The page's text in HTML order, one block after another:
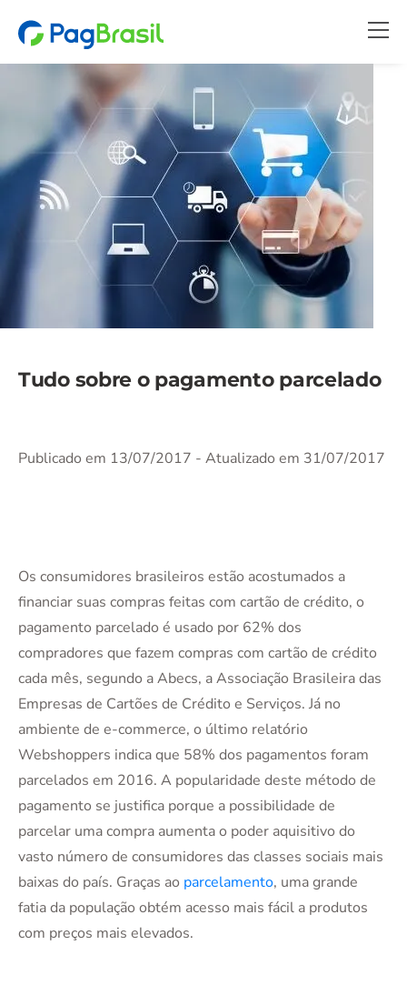
Tudo sobre o pagamento parcelado
Publicado em 13/07/2017 - Atualizado em 31/07/2017
Os consumidores brasileiros estão acostumados a
financiar suas compras feitas com cartão de crédito, o
pagamento parcelado é usado por 62% dos
compradores que fazem compras com cartão de crédito
cada mês, segundo a Abecs, a Associação Brasileira das
Empresas de Cartões de Crédito e Serviços. Já no
ambiente de e-commerce, o último relatório
Webshoppers indica que 58% dos pagamentos foram
parcelados em 2016. A popularidade deste método de
pagamento se justifica porque a possibilidade de
parcelar uma compra aumenta o poder aquisitivo do
vasto número de consumidores das classes sociais mais
baixas do país. Graças ao parcelamento, uma grande
fatia da população obtém acesso mais fácil a produtos
com preços mais elevados.